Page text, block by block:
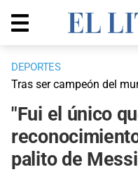
DEPORTES
Tras ser campeón del
"Fui el único
palito de